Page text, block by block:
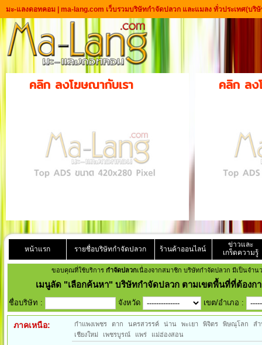
มะ-แลงดอทคอม | ma-lang.com เว็บรวมบริษัทกำจัดปลวก และแมลง ทั่วประเทศ(บริ
คลิก ลงโฆษณากับเรา คลิก ลง
หน้าแรก รายชื่อบริษัทกำจัดปลวก ร้านค้าออนไลน์
ข่าวและ
เกร็ดความรู้
ขอบคุณที่ใช้บริการ กำจัดปลวกเนื่องจากสมาชิก บริษัทกำจัดปลวก มีเป็นจำ
เมนูลัด "เลือกค้นหา" บริษัทกำจัดปลวก ตามเขตพื้นที่ที่ต้องก
ชื่อบริษัท : จังหวัด เขต/อำเภอ :
ภาคเหนือ: กำแพงเพชร ตาก นครสวรรค์ น่าน พะเยา พิจิตร พิษณุโลก
ลำ
เชียงใหม่
เพชรบูรณ์ แพร่ แม่ฮ่องสอน